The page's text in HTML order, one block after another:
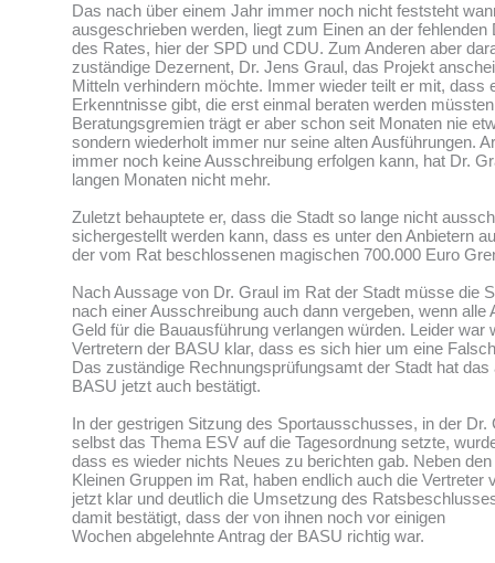
Das nach über einem Jahr immer noch nicht feststeht
ausgeschrieben werden, liegt zum Einen an der
des Rates, hier der SPD und CDU. Zum Anderen aber
zuständige Dezernent, Dr. Jens Graul, das Projekt
Mitteln verhindern möchte. Immer wieder teilt er mit, dass
Erkenntnisse gibt, die erst einmal beraten werden
Beratungsgremien trägt er aber schon seit Monaten nie
sondern wiederholt immer nur seine alten Ausführungen.
immer noch keine Ausschreibung erfolgen kann, hat Dr.
langen Monaten nicht mehr.
Zuletzt behauptete er, dass die Stadt so lange nicht
sichergestellt werden kann, dass es unter den Anbietern
der vom Rat beschlossenen magischen 700.000 Euro
Nach Aussage von Dr. Graul im Rat der Stadt müsse die
nach einer Ausschreibung auch dann vergeben, wenn alle
Geld für die Bauausführung verlangen würden. Leider war
Vertretern der BASU klar, dass es sich hier um eine
Das zuständige Rechnungsprüfungsamt der Stadt hat das
BASU jetzt auch bestätigt.
In der gestrigen Sitzung des Sportausschusses, in der Dr.
selbst das Thema ESV auf die Tagesordnung setzte,
dass es wieder nichts Neues zu berichten gab. Neben
Kleinen Gruppen im Rat, haben endlich auch die Vertreter
jetzt klar und deutlich die Umsetzung des
damit bestätigt, dass der von ihnen noch vor einigen
Wochen abgelehnte Antrag der BASU richtig war.